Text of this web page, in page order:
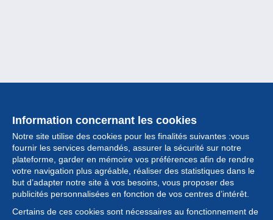
Information concernant les cookies
Notre site utilise des cookies pour les finalités suivantes :vous
fournir les services demandés, assurer la sécurité sur notre
plateforme, garder en mémoire vos préférences afin de rendre
votre navigation plus agréable, réaliser des statistiques dans le
but d’adapter notre site à vos besoins, vous proposer des
publicités personnalisées en fonction de vos centres d’intérêt.
Certains de ces cookies sont nécessaires au fonctionnement de
Collection
Actualités